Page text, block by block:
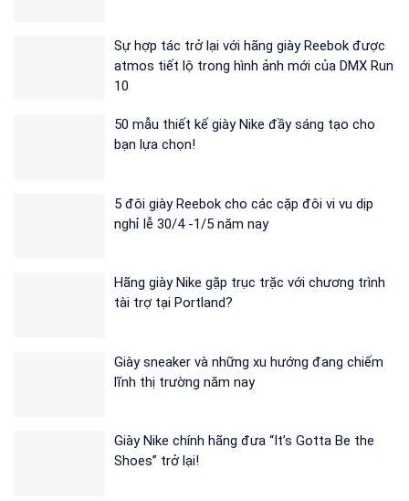
Sự hợp tác trở lại với hãng giày Reebok được
atmos tiết lộ trong hình ảnh mới của DMX Run
10
50 mẫu thiết kế giày Nike đầy sáng tạo cho
bạn lựa chọn!
5 đôi giày Reebok cho các cặp đôi vi vu dịp
nghỉ lễ 30/4 -1/5 năm nay
Hãng giày Nike gặp trục trặc với chương trình
tài trợ tại Portland?
Giày sneaker và những xu hướng đang chiếm
lĩnh thị trường năm nay
Giày Nike chính hãng đưa “It’s Gotta Be the
Shoes” trở lại!